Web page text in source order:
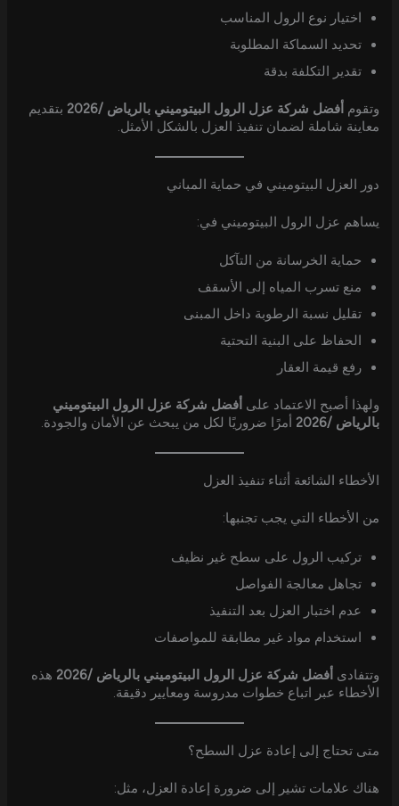
اختيار نوع الرول المناسب
تحديد السماكة المطلوبة
تقدير التكلفة بدقة
وتقوم أفضل شركة عزل الرول البيتوميني بالرياض /2026
بتقديم
معاينة شاملة لضمان تنفيذ العزل بالشكل الأمثل.
دور العزل البيتوميني في حماية المباني
يساهم عزل الرول البيتوميني في:
حماية الخرسانة من التآكل
منع تسرب المياه إلى الأسقف
تقليل نسبة الرطوبة داخل المبنى
الحفاظ على البنية التحتية
رفع قيمة العقار
ولهذا أصبح الاعتماد على أفضل شركة عزل الرول البيتوميني
بالرياض /2026
أمرًا ضروريًا لكل من يبحث عن الأمان والجودة.
الأخطاء الشائعة أثناء تنفيذ العزل
من الأخطاء التي يجب تجنبها:
تركيب الرول على سطح غير نظيف
تجاهل معالجة الفواصل
عدم اختبار العزل بعد التنفيذ
استخدام مواد غير مطابقة للمواصفات
وتتفادى أفضل شركة عزل الرول البيتوميني بالرياض /2026
هذه
الأخطاء عبر اتباع خطوات مدروسة ومعايير دقيقة.
متى تحتاج إلى إعادة عزل السطح؟
هناك علامات تشير إلى ضرورة إعادة العزل، مثل: